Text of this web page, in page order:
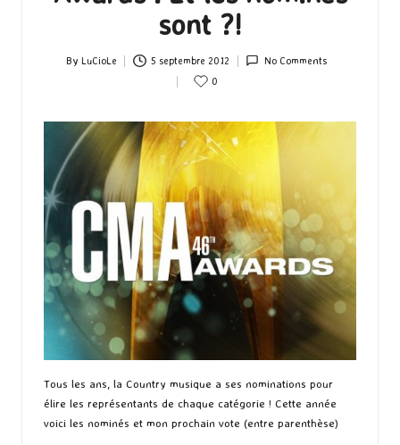
sont ?!
Posted
By LuCioLe 5 septembre 2012
No Comments
0
Tous les ans, la Country musique a ses nominations pour
élire les représentants de chaque catégorie ! Cette année
voici les nominés et mon prochain vote (entre parenthèse)